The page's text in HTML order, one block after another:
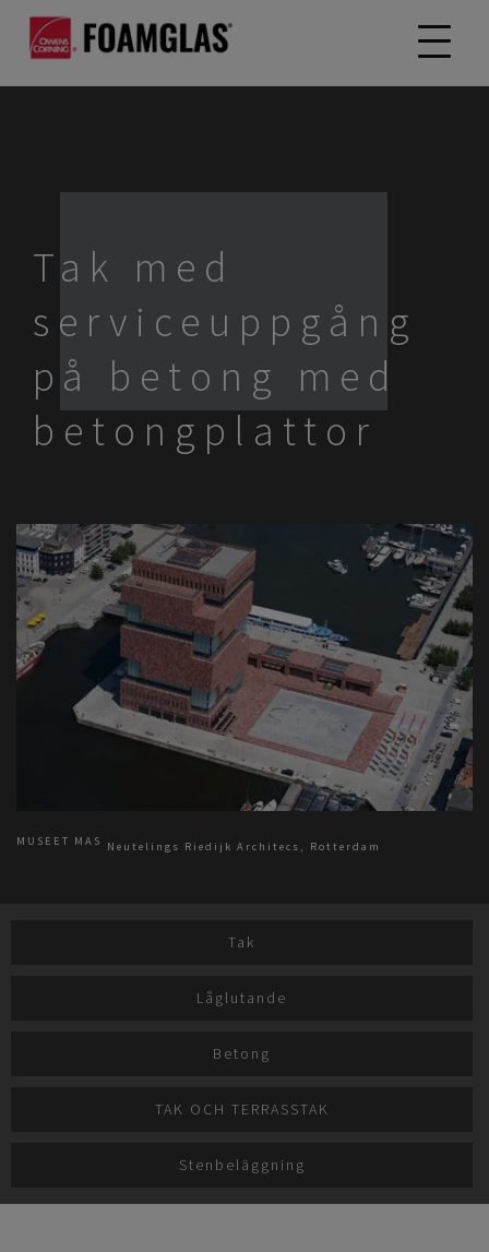
Tak med
serviceuppgång
på betong med
betongplattor
MUSEET MAS Neutelings Riedijk Architecs, Rotterdam
Tak
Låglutande
Betong
TAK OCH TERRASSTAK
Stenbeläggning​